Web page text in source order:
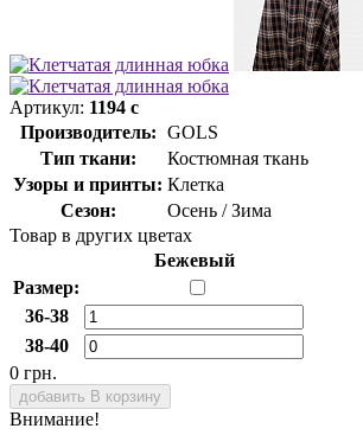
Артикул: 1194 с
Производитель: GOLS
Тип ткани:
Костюмная ткань
Узоры и принты: Клетка
Сезон:
Осень / Зима
Товар в других цветах
Бежевый
Размер:
36-38
38-40
0 грн.
добавить В корзину
Внимание!